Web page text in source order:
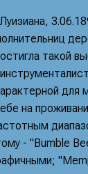
такой
для
на
- "Bumble